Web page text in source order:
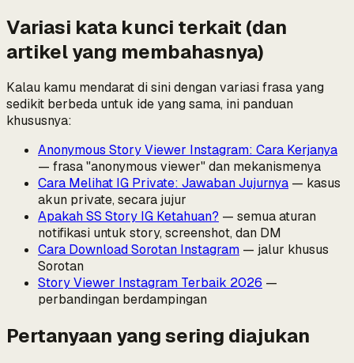
Variasi kata kunci terkait (dan
artikel yang membahasnya)
Kalau kamu mendarat di sini dengan variasi frasa yang
sedikit berbeda untuk ide yang sama, ini panduan
khususnya:
Anonymous Story Viewer Instagram: Cara Kerjanya
— frasa "anonymous viewer" dan mekanismenya
Cara Melihat IG Private: Jawaban Jujurnya — kasus
akun private, secara jujur
Apakah SS Story IG Ketahuan? — semua aturan
notifikasi untuk story, screenshot, dan DM
Cara Download Sorotan Instagram — jalur khusus
Sorotan
Story Viewer Instagram Terbaik 2026 —
perbandingan berdampingan
Pertanyaan yang sering diajukan